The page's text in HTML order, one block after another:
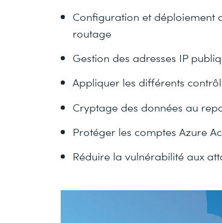
Configuration et déploiement
routage
Gestion des adresses IP
Appliquer les différents
Cryptage des données au
Protéger les comptes Azure
Réduire la vulnérabilité aux